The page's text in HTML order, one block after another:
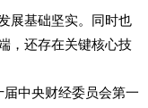
基础坚实。同时也
，还存在关键核心技
中央财经委员会第一